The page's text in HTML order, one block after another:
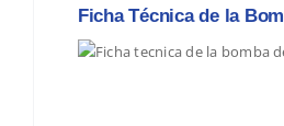
Ficha Técnica de la